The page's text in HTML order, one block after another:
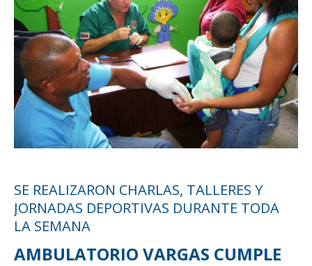
SE REALIZARON CHARLAS, TALLERES Y
JORNADAS DEPORTIVAS DURANTE TODA
LA SEMANA
AMBULATORIO VARGAS CUMPLE